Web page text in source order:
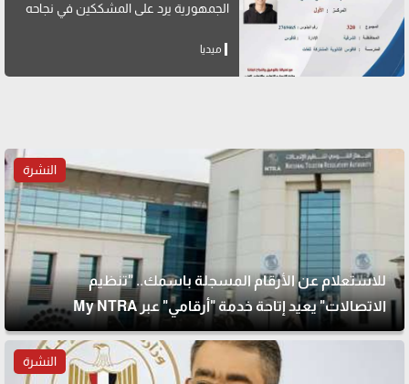
الجمهورية يرد على المشككين في نجاحه
ميديا
النشرة
للاستعلام عن الأرقام المسجلة باسمك.. "تنظيم
الاتصالات" يعيد إتاحة خدمة "أرقامي" عبر My NTRA
النشرة